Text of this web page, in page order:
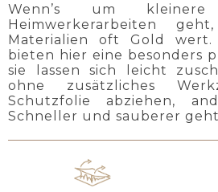
Wenn’s um
Heimwerkerarbeiten
Materialien oft Gold wert.
bieten hier eine besonders
sie lassen sich leicht
ohne zusätzliches
Schutzfolie abziehen,
Schneller und sauberer